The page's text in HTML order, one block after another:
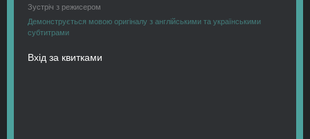
Зустріч з режисером
Демонструється мовою оригіналу з англійськими та українськими
субтитрами
Вхід за квитками